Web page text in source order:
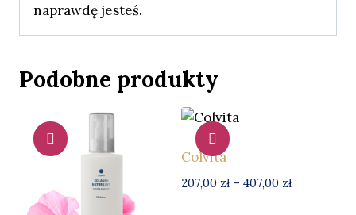
naprawdę jesteś.
Podobne produkty
Colvita
207,00 zł – 407,00 złZakres